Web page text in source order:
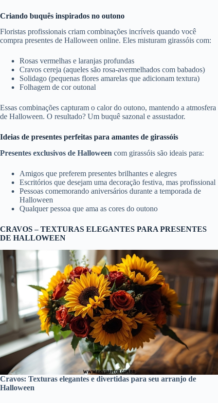
Criando buquês inspirados no outono
Floristas profissionais criam combinações incríveis quando você
compra presentes de Halloween online. Eles misturam girassóis com:
Rosas vermelhas e laranjas profundas
Cravos cereja (aqueles são rosa-avermelhados com babados)
Solidago (pequenas flores amarelas que adicionam textura)
Folhagem de cor outonal
Essas combinações capturam o calor do outono, mantendo a atmosfera
de Halloween. O resultado? Um buquê sazonal e assustador.
Ideias de presentes perfeitas para amantes de girassóis
Presentes exclusivos de Halloween com girassóis são ideais para:
Amigos que preferem presentes brilhantes e alegres
Escritórios que desejam uma decoração festiva, mas profissional
Pessoas comemorando aniversários durante a temporada de
Halloween
Qualquer pessoa que ama as cores do outono
CRAVOS – TEXTURAS ELEGANTES PARA PRESENTES
DE HALLOWEEN
Cravos: Texturas elegantes e divertidas para seu arranjo de
Halloween